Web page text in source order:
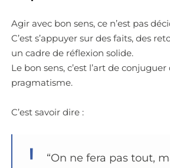
Agir avec bon sens, ce n’est pas
C’est s’appuyer sur des faits, des
un cadre de réflexion solide.
Le bon sens, c’est l’art de
pragmatisme.
C’est savoir dire :
“On ne fera pas tout,